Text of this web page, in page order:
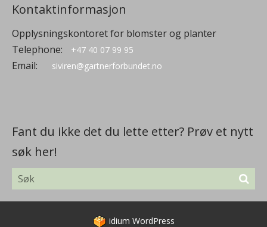
Kontaktinformasjon
Opplysningskontoret for blomster og planter
Telephone:
+47 40 07 99 95
Email: siviren@gartnerforbundet.no
Fant du ikke det du lette etter? Prøv et nytt
søk her!
idium WordPress